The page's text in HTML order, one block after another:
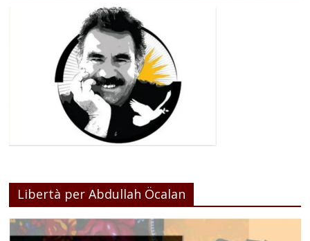
Libertà per Abdullah Öcalan